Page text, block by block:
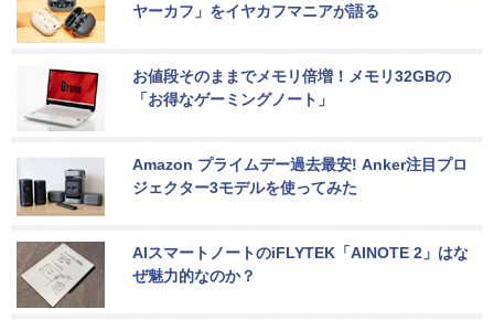
ヤーカフ」をイヤカフマニアが語る
お値段そのままでメモリ倍増！メモリ32GBの
「お得なゲーミングノート」
Amazon プライムデー過去最安! Anker注目プロ
ジェクター3モデルを使ってみた
AIスマートノートのiFLYTEK「AINOTE 2」はな
ぜ魅力的なのか？